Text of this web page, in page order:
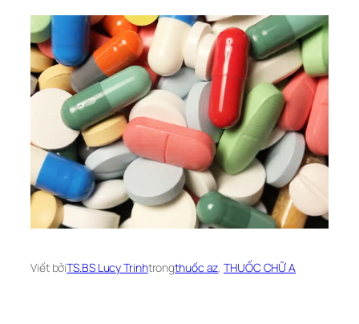
Viết bởiTS.BS Lucy Trinhtrongthuốc az, THUỐC CHỮ A